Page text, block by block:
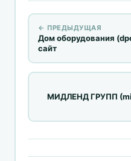
← ПРЕДЫДУЩАЯ
Дом оборудования
сайт
МИДЛЕНД ГРУПП